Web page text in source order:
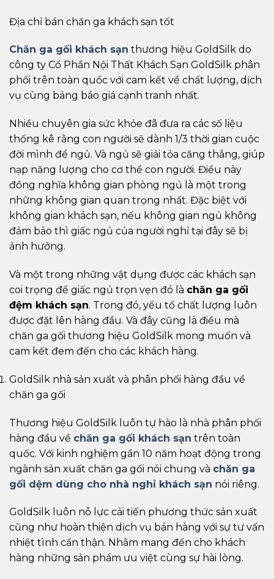
Địa chỉ bán chăn ga khách sạn tốt
Chăn ga gối khách sạn thương hiệu GoldSilk do
công ty Cổ Phần Nội Thất Khách Sạn GoldSilk phân
phối trên toàn quốc với cam kết về chất lượng, dịch
vụ cùng bảng báo giá cạnh tranh nhất.
Nhiều chuyên gia sức khỏe đã đưa ra các số liệu
thống kê rằng con người sẽ dành 1/3 thời gian cuộc
đời mình để ngủ. Và ngủ sẽ giải tỏa căng thẳng, giúp
nạp năng lượng cho cơ thể con người. Điều này
đồng nghĩa không gian phòng ngủ là một trong
những không gian quan trọng nhất. Đặc biệt với
không gian khách sạn, nếu không gian ngủ không
đảm bảo thì giấc ngủ của người nghỉ tại đây sẽ bị
ảnh hưởng.
Và một trong những vật dụng được các khách sạn
coi trọng để giấc ngủ trọn vẹn đó là chăn ga gối
đệm khách sạn. Trong đó, yếu tố chất lượng luôn
được đặt lên hàng đầu. Và đây cũng là điều mà
chăn ga gối thương hiệu GoldSilk mong muốn và
cam kết đem đến cho các khách hàng.
GoldSilk nhà sản xuất và phân phối hàng đầu về
chăn ga gối
Thương hiệu GoldSilk luôn tự hào là nhà phân phối
hàng đầu về chăn ga gối khách sạn trên toàn
quốc. Với kinh nghiệm gần 10 năm hoạt động trong
ngành sản xuất chăn ga gối nói chung và chăn ga
gối dệm dùng cho nhà nghỉ khách sạn nói riêng.
GoldSilk luôn nỗ lực cải tiến phương thức sản xuất
cũng như hoàn thiện dịch vụ bán hàng với sự tư vấn
nhiệt tình cẩn thận. Nhằm mang đến cho khách
hàng những sản phẩm ưu việt cùng sự hài lòng.